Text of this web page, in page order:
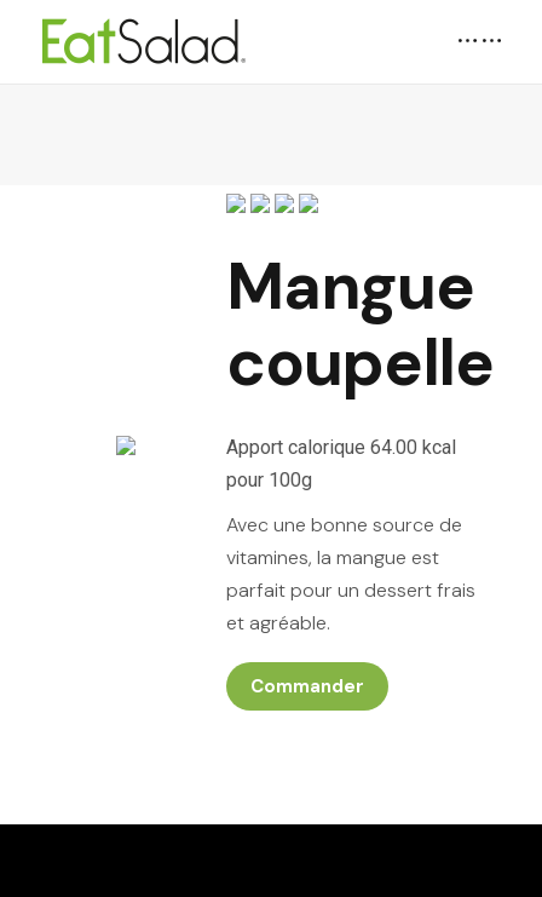
Mangue
coupelle
Apport calorique 64.00 kcal
pour 100g
Avec une bonne source de
vitamines, la mangue est
parfait pour un dessert frais
et agréable.
Commander